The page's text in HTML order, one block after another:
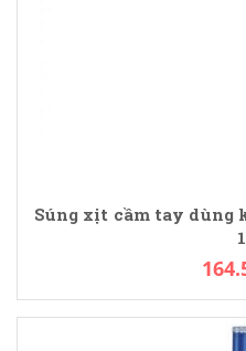
Súng xịt cầm tay dùng